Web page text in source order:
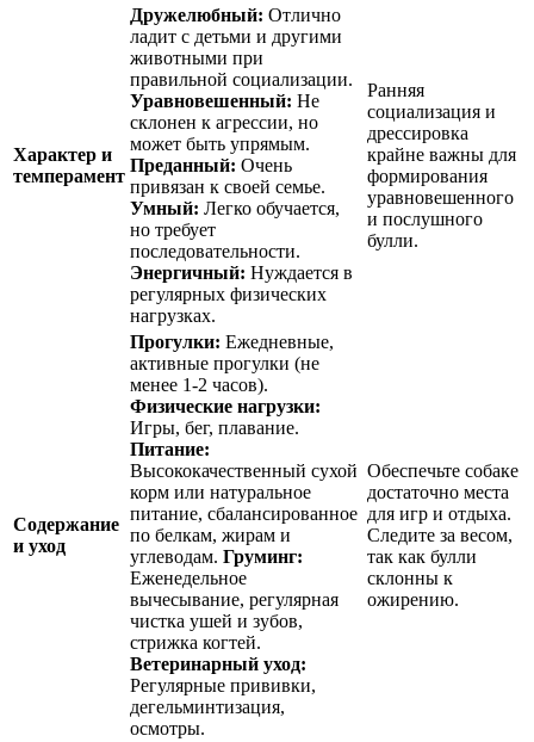
Характер и
темперамент
Дружелюбный: Отлично
ладит с детьми и другими
животными при
правильной социализации.
Уравновешенный: Не
склонен к агрессии, но
может быть упрямым.
Преданный: Очень
привязан к своей семье.
Умный: Легко обучается,
но требует
последовательности.
Энергичный: Нуждается в
регулярных физических
нагрузках.
Ранняя
социализация и
дрессировка
крайне важны для
формирования
уравновешенного
и послушного
булли.
Содержание
и уход
Прогулки: Ежедневные,
активные прогулки (не
менее 1-2 часов).
Физические нагрузки:
Игры, бег, плавание.
Питание:
Высококачественный сухой
корм или натуральное
питание, сбалансированное
по белкам, жирам и
углеводам. Груминг:
Еженедельное
вычесывание, регулярная
чистка ушей и зубов,
стрижка когтей.
Ветеринарный уход:
Регулярные прививки,
дегельминтизация,
осмотры.
Обеспечьте собаке
достаточно места
для игр и отдыха.
Следите за весом,
так как булли
склонны к
ожирению.